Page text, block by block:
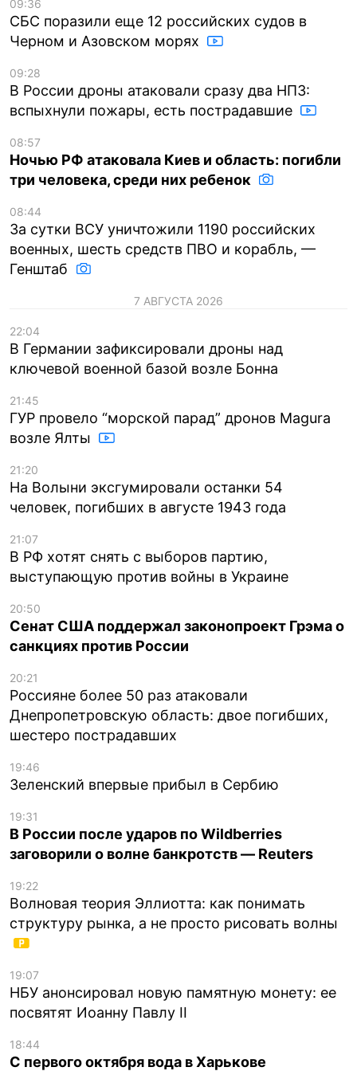
09:36
СБС поразили еще 12 российских судов в
Черном и Азовском морях
09:28
В России дроны атаковали сразу два НПЗ:
вспыхнули пожары, есть пострадавшие
08:57
Ночью РФ атаковала Киев и область: погибли
три человека, среди них ребенок
08:44
За сутки ВСУ уничтожили 1190 российских
военных, шесть средств ПВО и корабль, —
Генштаб
7 АВГУСТА 2026
22:04
В Германии зафиксировали дроны над
ключевой военной базой возле Бонна
21:45
ГУР провело “морской парад” дронов Magura
возле Ялты
21:20
На Волыни эксгумировали останки 54
человек, погибших в августе 1943 года
21:07
В РФ хотят снять с выборов партию,
выступающую против войны в Украине
20:50
Сенат США поддержал законопроект Грэма о
санкциях против России
20:21
Россияне более 50 раз атаковали
Днепропетровскую область: двое погибших,
шестеро пострадавших
19:46
Зеленский впервые прибыл в Сербию
19:31
В России после ударов по Wildberries
заговорили о волне банкротств — Reuters
19:22
Волновая теория Эллиотта: как понимать
структуру рынка, а не просто рисовать волны
19:07
НБУ анонсировал новую памятную монету: ее
посвятят Иоанну Павлу II
18:44
С первого октября вода в Харькове